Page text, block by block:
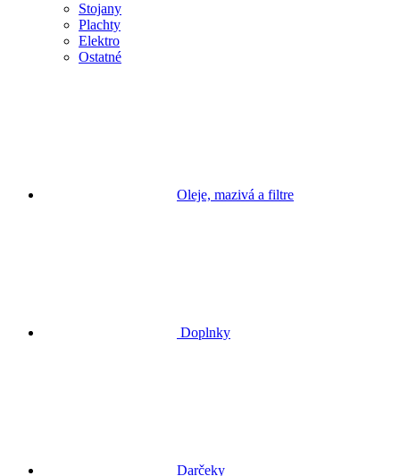
Stojany
Plachty
Elektro
Ostatné
Oleje, mazivá a filtre
Doplnky
Darčeky